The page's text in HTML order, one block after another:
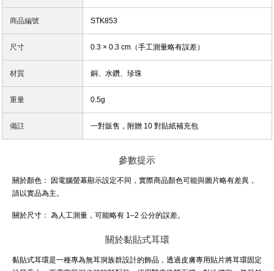
商品編號 STK853
尺寸 0.3 × 0.3 cm（手工測量略有誤差）
材質 銅、水鑽、珍珠
重量 0.5g
備註 一對販售，附贈 10 對貼紙補充包
參數提示
關於顏色：
因電腦螢幕顯示設定不同，實際商品顏色可能與圖片略有差異，
請以實品為主。
關於尺寸： 為人工測量，可能略有 1–2 公分的誤差。
關於黏貼式耳環
黏貼式耳環是一種專為無耳洞族群設計的飾品，透過皮膚專用貼片將耳環固定